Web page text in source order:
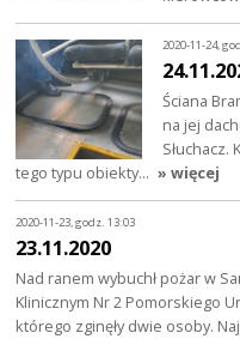
2020-11-24,
Ściana
na jej
Słuchacz.
tego typu obiekty… » więcej
2020-11-23, godz. 13:03
23.11.2020
Nad ranem wybuchł pożar w
Klinicznym Nr 2 Pomorskiego
którego zginęły dwie osoby.